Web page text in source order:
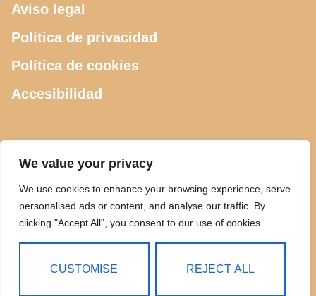
We value your privacy
We use cookies to enhance your browsing experience, serve
personalised ads or content, and analyse our traffic. By
clicking "Accept All", you consent to our use of cookies.
CUSTOMISE REJECT ALL
Aviso legal
Política de privacidad
Política de cookies
Accesibilidad
CONTACTO
615 505 289
ciclosdeusto@gmail.com